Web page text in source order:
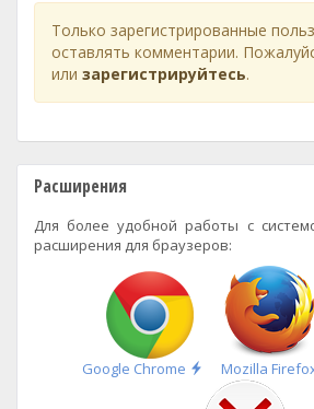
Только зарегистрированные
оставлять комментарии.
или зарегистрируйтесь.
Расширения
Для более удобной работы с
расширения для браузеров:
Google Chrome
Быстрая
установка
Mozilla